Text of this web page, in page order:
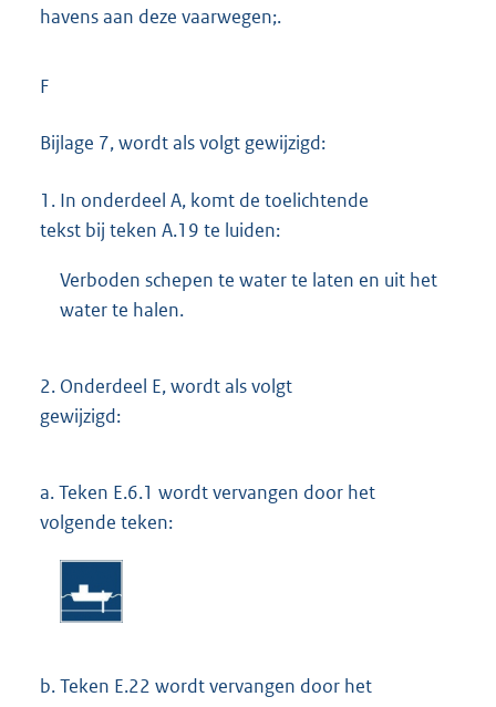
havens aan deze vaarwegen;.
F
Bijlage 7, wordt als volgt gewijzigd:
1. In onderdeel A, komt de toelichtende
tekst bij teken A.19 te luiden:
Verboden schepen te water te laten en uit het
water te halen.
2. Onderdeel E, wordt als volgt
gewijzigd:
a.Teken E.6.1 wordt vervangen door het
volgende teken:
b.Teken E.22 wordt vervangen door het